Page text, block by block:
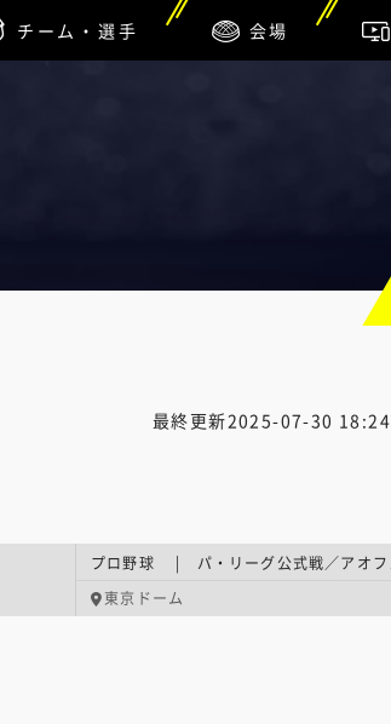
チーム・選手 会場
最終更新2025-07-30 18:24
東京ドーム